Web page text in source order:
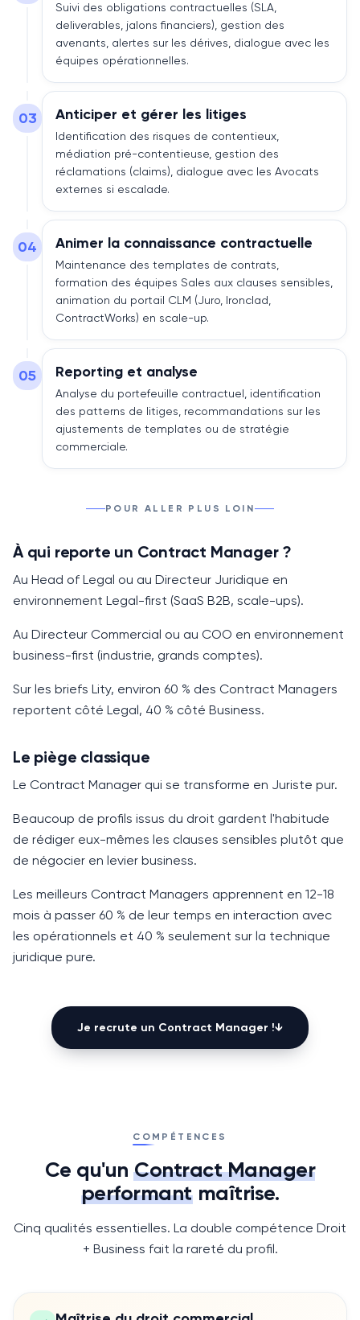
Suivi des obligations contractuelles (SLA,
deliverables, jalons financiers), gestion des
avenants, alertes sur les dérives, dialogue avec les
équipes opérationnelles.
03 Anticiper et gérer les litiges
Identification des risques de contentieux,
médiation pré-contentieuse, gestion des
réclamations (claims), dialogue avec les Avocats
externes si escalade.
04 Animer la connaissance contractuelle
Maintenance des templates de contrats,
formation des équipes Sales aux clauses sensibles,
animation du portail CLM (Juro, Ironclad,
ContractWorks) en scale-up.
05 Reporting et analyse
Analyse du portefeuille contractuel, identification
des patterns de litiges, recommandations sur les
ajustements de templates ou de stratégie
commerciale.
POUR ALLER PLUS LOIN
À qui reporte un Contract Manager ?
Au Head of Legal ou au Directeur Juridique en
environnement Legal-first (SaaS B2B, scale-ups).
Au Directeur Commercial ou au COO en environnement
business-first (industrie, grands comptes).
Sur les briefs Lity, environ 60 % des Contract Managers
reportent côté Legal, 40 % côté Business.
Le piège classique
Le Contract Manager qui se transforme en Juriste pur.
Beaucoup de profils issus du droit gardent l'habitude
de rédiger eux-mêmes les clauses sensibles plutôt que
de négocier en levier business.
Les meilleurs Contract Managers apprennent en 12-18
mois à passer 60 % de leur temps en interaction avec
les opérationnels et 40 % seulement sur la technique
juridique pure.
Je recrute un Contract Manager !↓
COMPÉTENCES
Ce qu'unContract Manager
performantmaîtrise.
Cinq qualités essentielles. La double compétence Droit
+ Business fait la rareté du profil.